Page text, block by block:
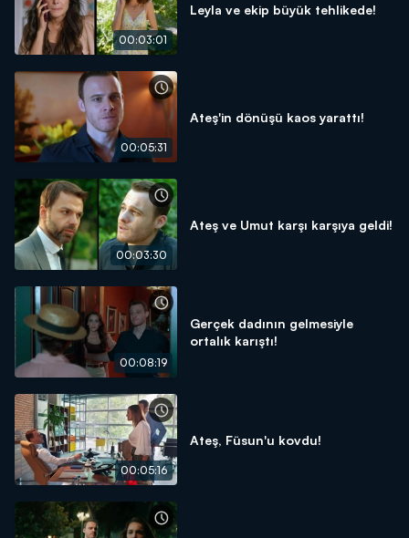
00:03:01
Leyla ve ekip büyük tehlikede!
00:05:31
Ateş'in dönüşü kaos yarattı!
00:03:30
Ateş ve Umut karşı karşıya geldi!
00:08:19
Gerçek dadının gelmesiyle
ortalık karıştı!
00:05:16
Ateş, Füsun'u kovdu!